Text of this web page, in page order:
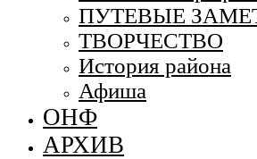
ПУТЕВЫЕ
ТВОРЧЕСТВО
История района
Афиша
ОНФ
АРХИВ